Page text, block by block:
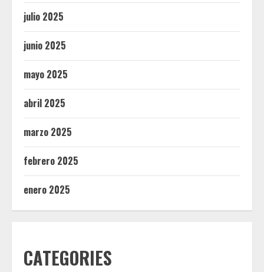
julio 2025
junio 2025
mayo 2025
abril 2025
marzo 2025
febrero 2025
enero 2025
CATEGORIES